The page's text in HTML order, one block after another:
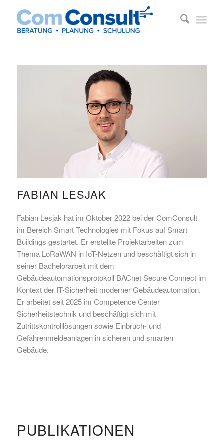
FABIAN LESJAK
Fabian Lesjak hat im Oktober 2022 bei der ComConsult
im Bereich Smart Technologies mit Fokus auf Smart
Buildings gestartet. Er erstellte Projektarbeiten zum
Thema LoRaWAN in IoT-Netzen und beschäftigt sich in
seiner Bachelorarbeit mit dem
Gebäudeautomationsprotokoll BACnet Secure Connect im
Kontext der IT-Sicherheit moderner Gebäudeautomation.
Er arbeitet seit 2025 im Competence Center
Sicherheitstechnik und beschäftigt sich mit
Zutrittskontrolllösungen sowie Einbruch- und
Gefahrenmeldeanlagen in sicheren und smarten
Gebäude.
PUBLIKATIONEN